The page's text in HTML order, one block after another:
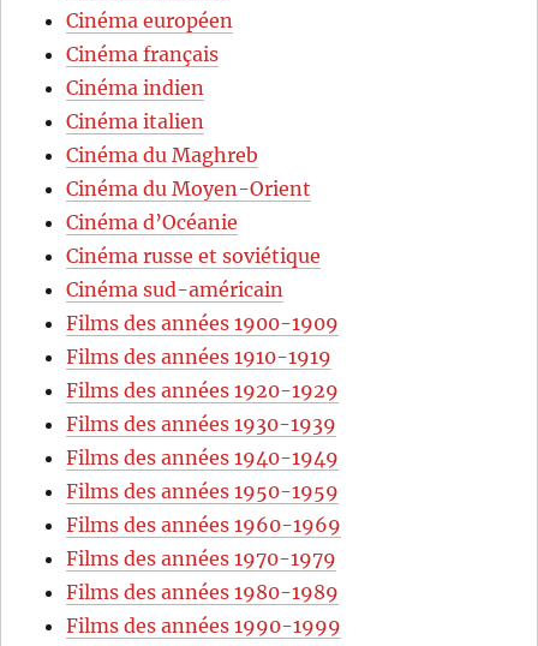
Cinéma européen
Cinéma français
Cinéma indien
Cinéma italien
Cinéma du Maghreb
Cinéma du Moyen-Orient
Cinéma d’Océanie
Cinéma russe et soviétique
Cinéma sud-américain
Films des années 1900-1909
Films des années 1910-1919
Films des années 1920-1929
Films des années 1930-1939
Films des années 1940-1949
Films des années 1950-1959
Films des années 1960-1969
Films des années 1970-1979
Films des années 1980-1989
Films des années 1990-1999